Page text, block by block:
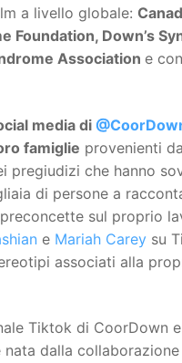
a livello globale:
Foundation, Down’s
Association e
media di
famiglie provenienti
che hanno
di persone a
sul proprio
e Mariah Carey su
associati alla
Tiktok di CoorDown
dalla collaborazione